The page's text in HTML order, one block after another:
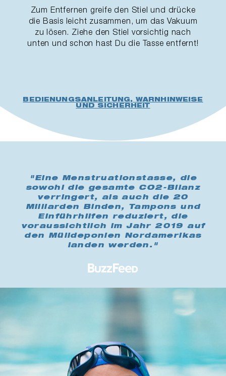
Zum Entfernen greife den Stiel und drücke
die Basis leicht zusammen, um das Vakuum
zu lösen. Ziehe den Stiel vorsichtig nach
unten und schon hast Du die Tasse entfernt!
BEDIENUNGSANLEITUNG, WARNHINWEISE
UND SICHERHEIT
"Eine Menstruationstasse, die
sowohl die gesamte CO2-Bilanz
verringert, als auch die 20
Milliarden Binden, Tampons und
Einführhilfen reduziert, die
voraussichtlich im Jahr 2019 auf
den Mülldeponien Nordamerikas
landen werden."